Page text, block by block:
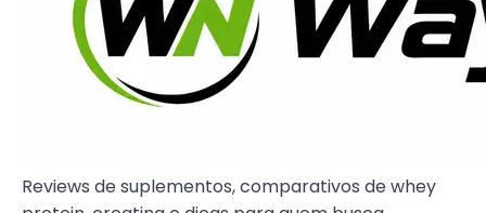
Reviews de suplementos, comparativos de whey